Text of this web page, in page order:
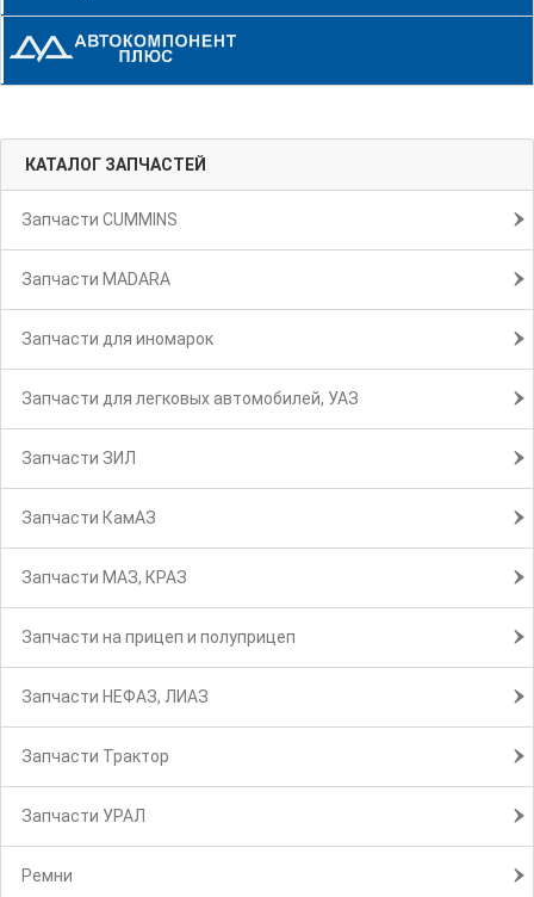
КАТАЛОГ ЗАПЧАСТЕЙ
Запчасти CUMMINS
Запчасти MADARA
Запчасти для иномарок
Запчасти для легковых автомобилей, УАЗ
Запчасти ЗИЛ
Запчасти КамАЗ
Запчасти МАЗ, КРАЗ
Запчасти на прицеп и полуприцеп
Запчасти НЕФАЗ, ЛИАЗ
Запчасти Трактор
Запчасти УРАЛ
Ремни